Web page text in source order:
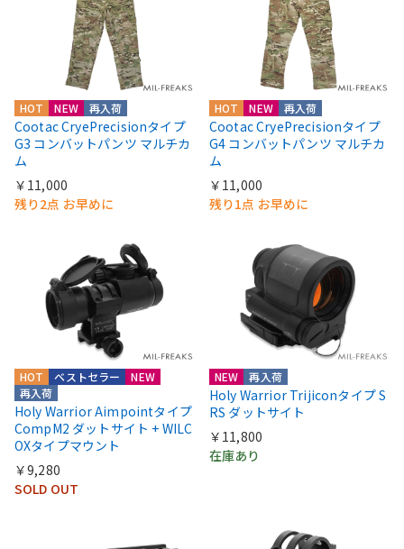
HOT NEW 再入荷
Cootac CryePrecisionタイプ
G3 コンバットパンツ マルチカ
ム
￥11,000
残り2点 お早めに
HOT NEW 再入荷
Cootac CryePrecisionタイプ
G4 コンバットパンツ マルチカ
ム
￥11,000
残り1点 お早めに
HOT
NEW
再入荷
ベストセラー
Holy Warrior Aimpointタイプ
CompM2 ダットサイト + WILC
OXタイプマウント
￥9,280
SOLD OUT
NEW 再入荷
Holy Warrior Trijiconタイプ S
RS ダットサイト
￥11,800
在庫あり